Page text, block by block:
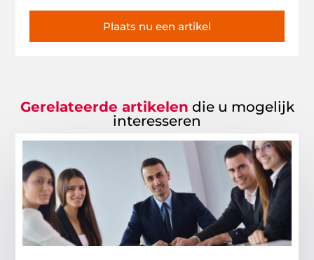
Plaats nu een artikel
Gerelateerde artikelen die u mogelijk
interesseren